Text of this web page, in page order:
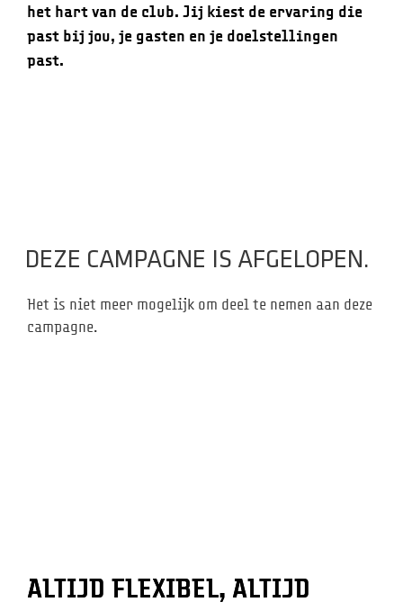
het hart van de club. Jij kiest de ervaring die
past bij jou, je gasten en je doelstellingen
past.
DEZE CAMPAGNE IS AFGELOPEN.
Het is niet meer mogelijk om deel te nemen aan deze
campagne.
ALTIJD FLEXIBEL, ALTIJD